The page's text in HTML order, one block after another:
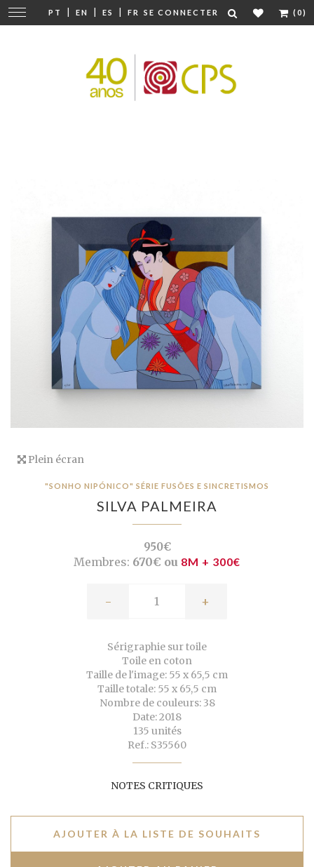
PT | EN | ES | FR SE CONNECTER (0)
Modifier
la
Plein écran
"SONHO NIPÓNICO" SÉRIE FUSÕES E SINCRETISMOS
SILVA PALMEIRA
950€
Membres: 670€ ou 8M + 300€
- +
Sérigraphie sur toile
Toile en coton
Taille de l'image: 55 x 65,5 cm
Taille totale: 55 x 65,5 cm
Nombre de couleurs: 38
Date: 2018
135 unités
Ref.: S35560
NOTES CRITIQUES
AJOUTER À LA LISTE DE SOUHAITS